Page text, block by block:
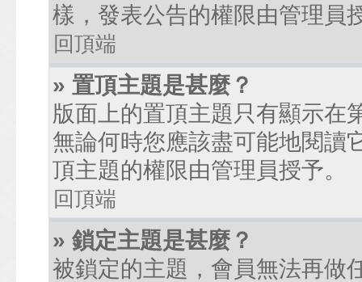
樣，發表公告的權限由管理員
回頂端
» 置頂主題是甚麼？
版面上的置頂主題只有顯示在
無論何時您應該盡可能地閱讀
頂主題的權限由管理員授予。
回頂端
» 鎖定主題是甚麼？
被鎖定的主題，會員無法再做